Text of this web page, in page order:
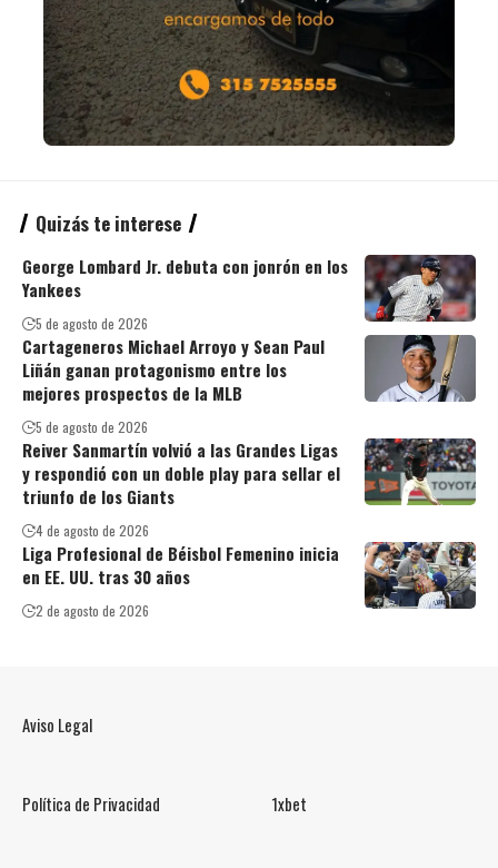
Quizás te interese
George Lombard Jr. debuta con jonrón en los
Yankees
5 de agosto de 2026
Cartageneros Michael Arroyo y Sean Paul
Liñán ganan protagonismo entre los
mejores prospectos de la MLB
5 de agosto de 2026
Reiver Sanmartín volvió a las Grandes Ligas
y respondió con un doble play para sellar el
triunfo de los Giants
4 de agosto de 2026
Liga Profesional de Béisbol Femenino inicia
en EE. UU. tras 30 años
2 de agosto de 2026
Aviso Legal
Política de Privacidad 1xbet